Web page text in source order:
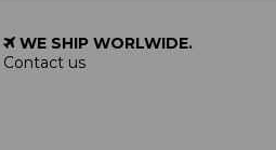
WE SHIP WORLWIDE.
Contact us